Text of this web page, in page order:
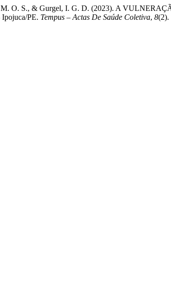
M. O. S., & Gurgel, I. G. D. (2023). A
Ipojuca/PE. Tempus – Actas De Saúde Coletiva, 8(2).